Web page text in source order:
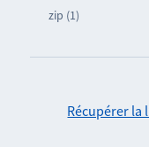
zip (1)
Récupérer la